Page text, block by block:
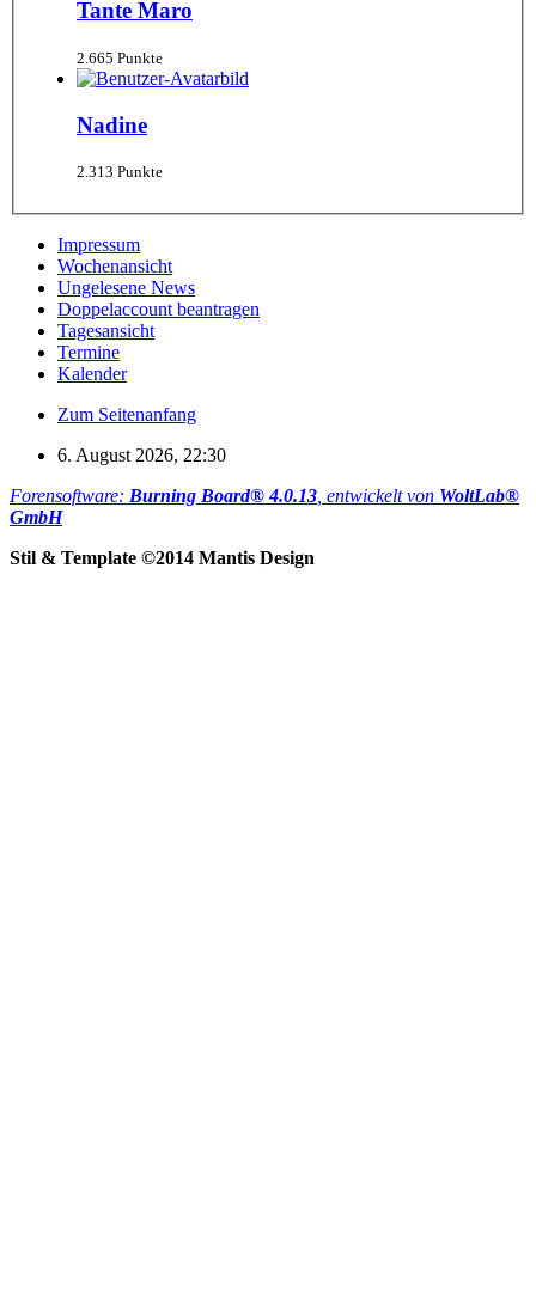
Tante Maro
2.665 Punkte
Nadine
2.313 Punkte
Impressum
Wochenansicht
Ungelesene News
Doppelaccount beantragen
Tagesansicht
Termine
Kalender
Zum Seitenanfang
6. August 2026, 22:30
Forensoftware: Burning Board® 4.0.13 , entwickelt von WoltLab®
GmbH
Stil & Template ©2014 Mantis Design